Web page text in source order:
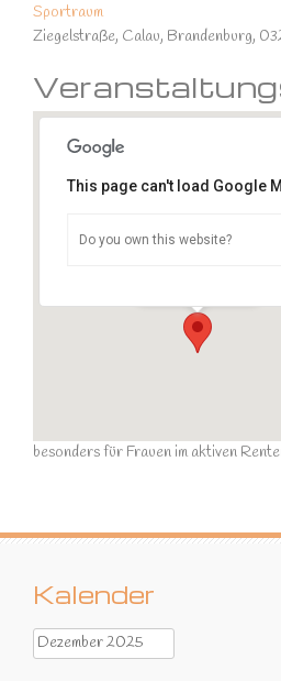
Sportraum
Ziegelstraße, Calau, Brandenburg,
Sportraum
This page can't load Google
Do you own this website?
besonders für Frauen im aktiven
Kalender